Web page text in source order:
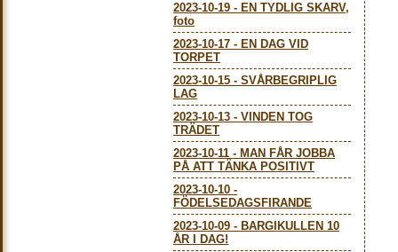
2023-10-19 - EN TYDLIG SKARV,
foto
2023-10-17 - EN DAG VID
TORPET
2023-10-15 - SVÅRBEGRIPLIG
LAG
2023-10-13 - VINDEN TOG
TRÄDET
2023-10-11 - MAN FÅR JOBBA
PÅ ATT TÄNKA POSITIVT
2023-10-10 -
FÖDELSEDAGSFIRANDE
2023-10-09 - BARGIKULLEN 10
ÅR I DAG!